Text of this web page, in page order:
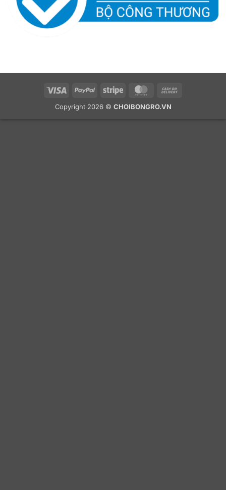
Visa PayPal Stripe MasterCard
Copyright 2026 © CHOIBONGRO.VN